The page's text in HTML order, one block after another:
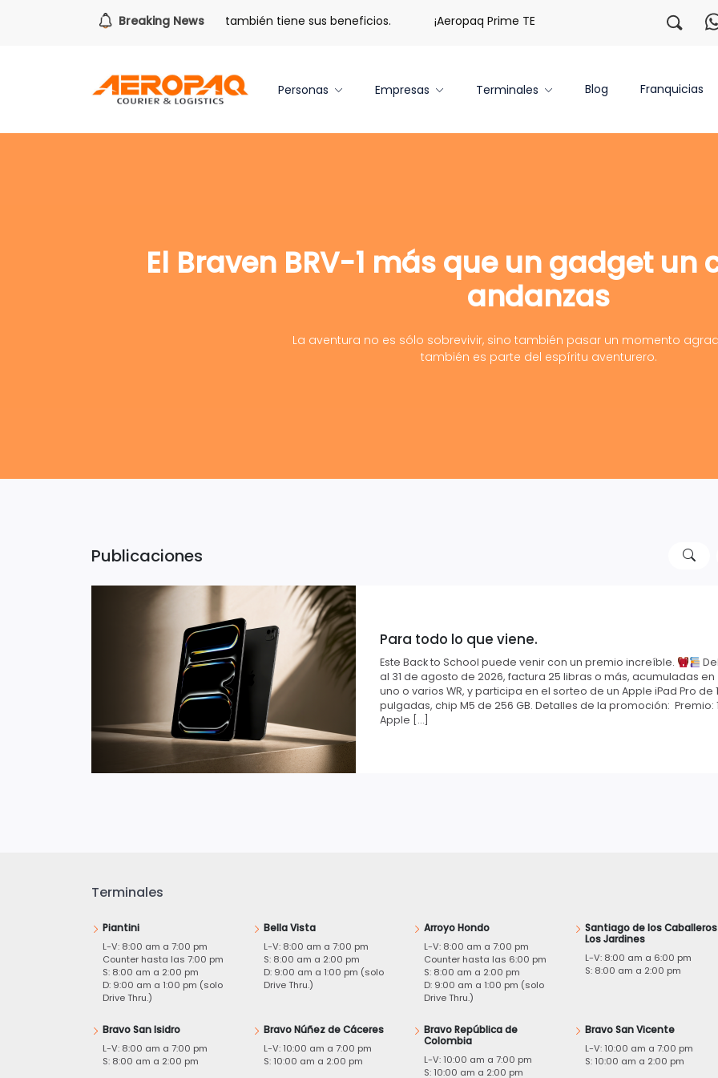
Breaking News
Para todo lo que viene. Volver también tiene sus beneficios. ¡Aeropaq Prime TE DA MÁS! ¡Regístrate con
Personas Empresas Terminales Blog Franquicias
El Braven BRV-1 más que un gadget un
andanzas
La aventura no es sólo sobrevivir, sino también pasar un momento
también es parte del espíritu aventurero.
Publicaciones
Para todo lo que viene.
Este Back to School puede venir con un premio increíble.
al 31 de agosto de 2026, factura 25 libras o más, acumuladas en
uno o varios WR, y participa en el sorteo de un Apple iPad Pro de
pulgadas, chip M5 de 256 GB. Detalles de la promoción: Premio: 1
Apple […]
Terminales
Piantini
L-V: 8:00 am a 7:00 pm
Counter hasta las 7:00 pm
S: 8:00 am a 2:00 pm
D: 9:00 am a 1:00 pm (solo
Drive Thru.)
Bella Vista
L-V: 8:00 am a 7:00 pm
S: 8:00 am a 2:00 pm
D: 9:00 am a 1:00 pm (solo
Drive Thru.)
Arroyo Hondo
L-V: 8:00 am a 7:00 pm
Counter hasta las 6:00 pm
S: 8:00 am a 2:00 pm
D: 9:00 am a 1:00 pm (solo
Drive Thru.)
Santiago de los
Los Jardines
L-V: 8:00 am a 6:00 pm
S: 8:00 am a 2:00 pm
Bravo San Isidro
L-V: 8:00 am a 7:00 pm
S: 8:00 am a 2:00 pm
Bravo Núñez de Cáceres
L-V: 10:00 am a 7:00 pm
S: 10:00 am a 2:00 pm
Bravo República de
Colombia
L-V: 10:00 am a 7:00 pm
S: 10:00 am a 2:00 pm
Bravo San Vicente
L-V: 10:00 am a 7:00 pm
S: 10:00 am a 2:00 pm